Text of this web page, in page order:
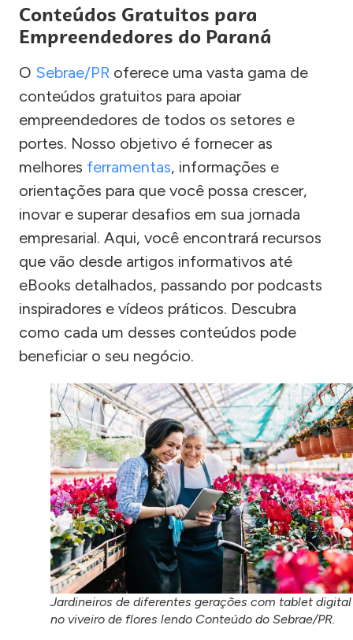
Conteúdos Gratuitos para
Empreendedores do Paraná
O Sebrae/PR oferece uma vasta gama de
conteúdos gratuitos para apoiar
empreendedores de todos os setores e
portes. Nosso objetivo é fornecer as
melhores ferramentas, informações e
orientações para que você possa crescer,
inovar e superar desafios em sua jornada
empresarial. Aqui, você encontrará recursos
que vão desde artigos informativos até
eBooks detalhados, passando por podcasts
inspiradores e vídeos práticos. Descubra
como cada um desses conteúdos pode
beneficiar o seu negócio.
Jardineiros de diferentes gerações com tablet digital
no viveiro de flores lendo Conteúdo do Sebrae/PR.